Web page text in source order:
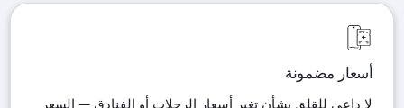
أسعار مضمونة
لا داعي للقلق بشأن تغير أسعار الرحلات أو الفنادق — السعر